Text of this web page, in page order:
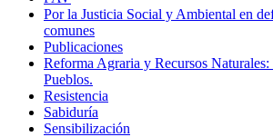
Por la Justicia Social y Ambiental en
comunes
Publicaciones
Reforma Agraria y Recursos
Pueblos.
Resistencia
Sabiduría
Sensibilización